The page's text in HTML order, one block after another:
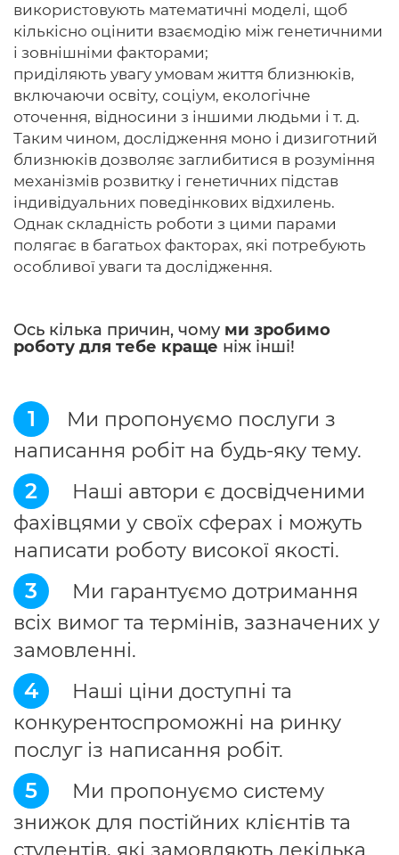
використовують математичні моделі, щоб
кількісно оцінити взаємодію між генетичними
і зовнішніми факторами;
приділяють увагу умовам життя близнюків,
включаючи освіту, соціум, екологічне
оточення, відносини з іншими людьми і т. д.
Таким чином, дослідження моно і дизиготний
близнюків дозволяє заглибитися в розуміння
механізмів розвитку і генетичних підстав
індивідуальних поведінкових відхилень.
Однак складність роботи з цими парами
полягає в багатьох факторах, які потребують
особливої уваги та дослідження.
Ось кілька причин, чому ми зробимо
роботу для тебе краще ніж інші!
1
Ми пропонуємо послуги з
написання робіт на будь-яку тему.
2
Наші автори є досвідченими
фахівцями у своїх сферах і можуть
написати роботу високої якості.
3
Ми гарантуємо дотримання
всіх вимог та термінів, зазначених у
замовленні.
4
Наші ціни доступні та
конкурентоспроможні на ринку
послуг із написання робіт.
5
Ми пропонуємо систему
знижок для постійних клієнтів та
студентів, які замовляють декілька